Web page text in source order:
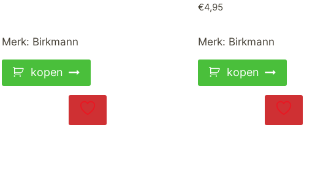
Merk: Birkmann
kopen
€4,95
Merk: Birkmann
kopen